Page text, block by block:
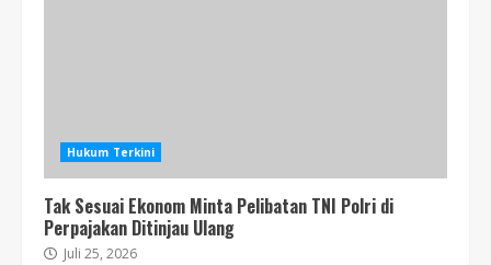
Hukum Terkini
Tak Sesuai Ekonom Minta Pelibatan TNI Polri di
Perpajakan Ditinjau Ulang
Juli 25, 2026